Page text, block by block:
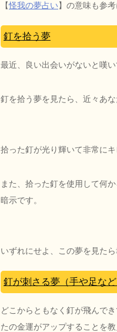
【怪我の夢占い】の意味も参考
釘を拾う夢
最近、良い出会いがないと嘆
釘を拾う夢を見たら、近々あ
拾った釘が光り輝いて非常に
また、拾った釘を使用して何
暗示です。
いずれにせよ、この夢を見た
釘が刺さる夢（手や足など
どこからともなく釘が飛んで
たの金運がアップすることを教